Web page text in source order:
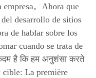
empresa。Ahora que
desarrollo de sitios
de hablar sobre los
cuando se trata de
है कि हम अनुशंसा करते
La première